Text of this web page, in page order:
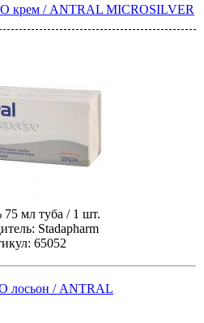
/ ANTRAL MICROSILVER
75 мл туба / 1 шт.
Stadapharm
65052
/ ANTRAL